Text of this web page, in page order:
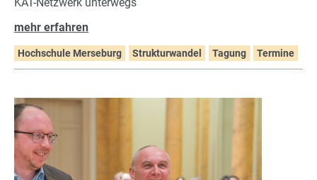
mehr erfahren
Hochschule Merseburg Strukturwandel Tagung Termine